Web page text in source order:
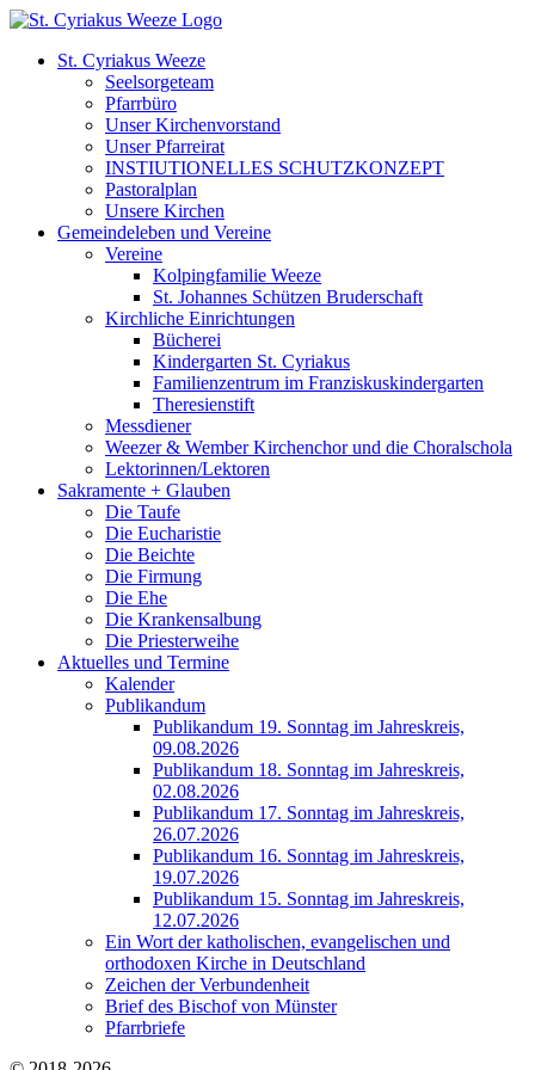
Zum
springenSt. Cyriakus Weeze
Seelsorgeteam
Pfarrbüro
Unser Kirchenvorstand
Unser Pfarreirat
INSTIUTIONELLES SCHUTZKONZEPT
Pastoralplan
Unsere Kirchen
Gemeindeleben und Vereine
Vereine
Kolpingfamilie Weeze
St. Johannes Schützen Bruderschaft
Kirchliche Einrichtungen
Bücherei
Kindergarten St. Cyriakus
Familienzentrum im Franziskuskindergarten
Theresienstift
Messdiener
Weezer & Wember Kirchenchor und die Choralschola
Lektorinnen/Lektoren
Sakramente + Glauben
Die Taufe
Die Eucharistie
Die Beichte
Die Firmung
Die Ehe
Die Krankensalbung
Die Priesterweihe
Aktuelles und Termine
Kalender
Publikandum
Publikandum 19. Sonntag im Jahreskreis,
09.08.2026
Publikandum 18. Sonntag im Jahreskreis,
02.08.2026
Publikandum 17. Sonntag im Jahreskreis,
26.07.2026
Publikandum 16. Sonntag im Jahreskreis,
19.07.2026
Publikandum 15. Sonntag im Jahreskreis,
12.07.2026
Ein Wort der katholischen, evangelischen und
orthodoxen Kirche in Deutschland
Zeichen der Verbundenheit
Brief des Bischof von Münster
Pfarrbriefe